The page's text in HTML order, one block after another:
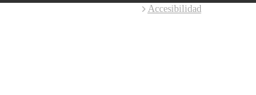
Accesibilidad